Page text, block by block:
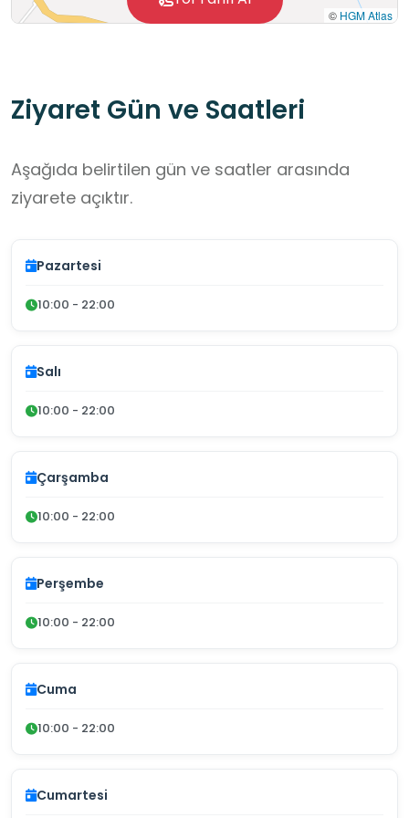
© HGM Atlas
Ziyaret Gün ve Saatleri
Aşağıda belirtilen gün ve saatler arasında
ziyarete açıktır.
Pazartesi
10:00 - 22:00
Salı
10:00 - 22:00
Çarşamba
10:00 - 22:00
Perşembe
10:00 - 22:00
Cuma
10:00 - 22:00
Cumartesi